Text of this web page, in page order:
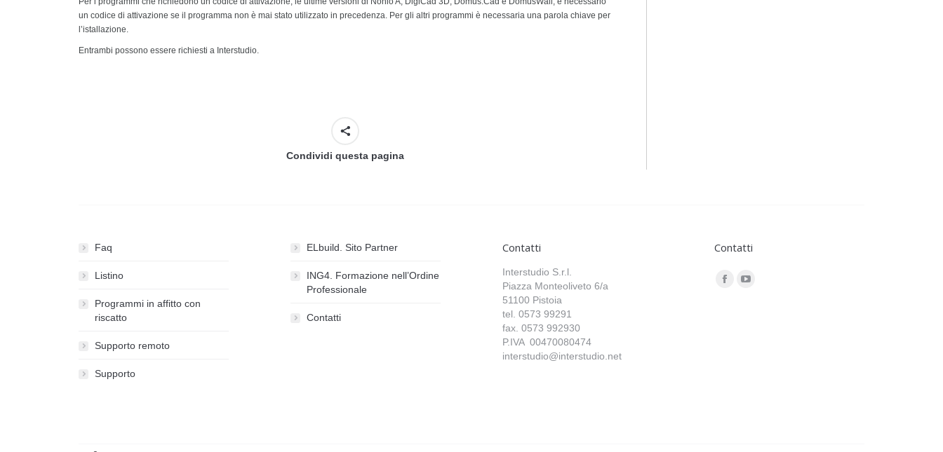
un codice di attivazione se il programma non è mai stato utilizzato in precedenza. Per gli altri programmi è necessaria una parola chiave per
l’istallazione.
Entrambi possono essere richiesti a Interstudio.
Condividi questa pagina
Faq
Listino
Programmi in affitto con
riscatto
Supporto remoto
Supporto
ELbuild. Sito Partner
ING4. Formazione nell’Ordine
Professionale
Contatti
Contatti
Interstudio S.r.l.
Piazza Monteoliveto 6/a
51100 Pistoia
tel. 0573 99291
fax. 0573 992930
P.IVA 00470080474
interstudio@interstudio.net
Contatti
Find us on: